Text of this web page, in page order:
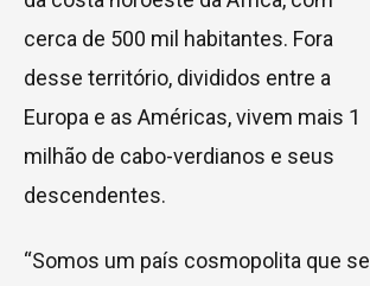
cerca de 500 mil habitantes. Fora
desse território, divididos entre a
Europa e as Américas, vivem mais 1
milhão de cabo-verdianos e seus
descendentes.
“Somos um país cosmopolita que se